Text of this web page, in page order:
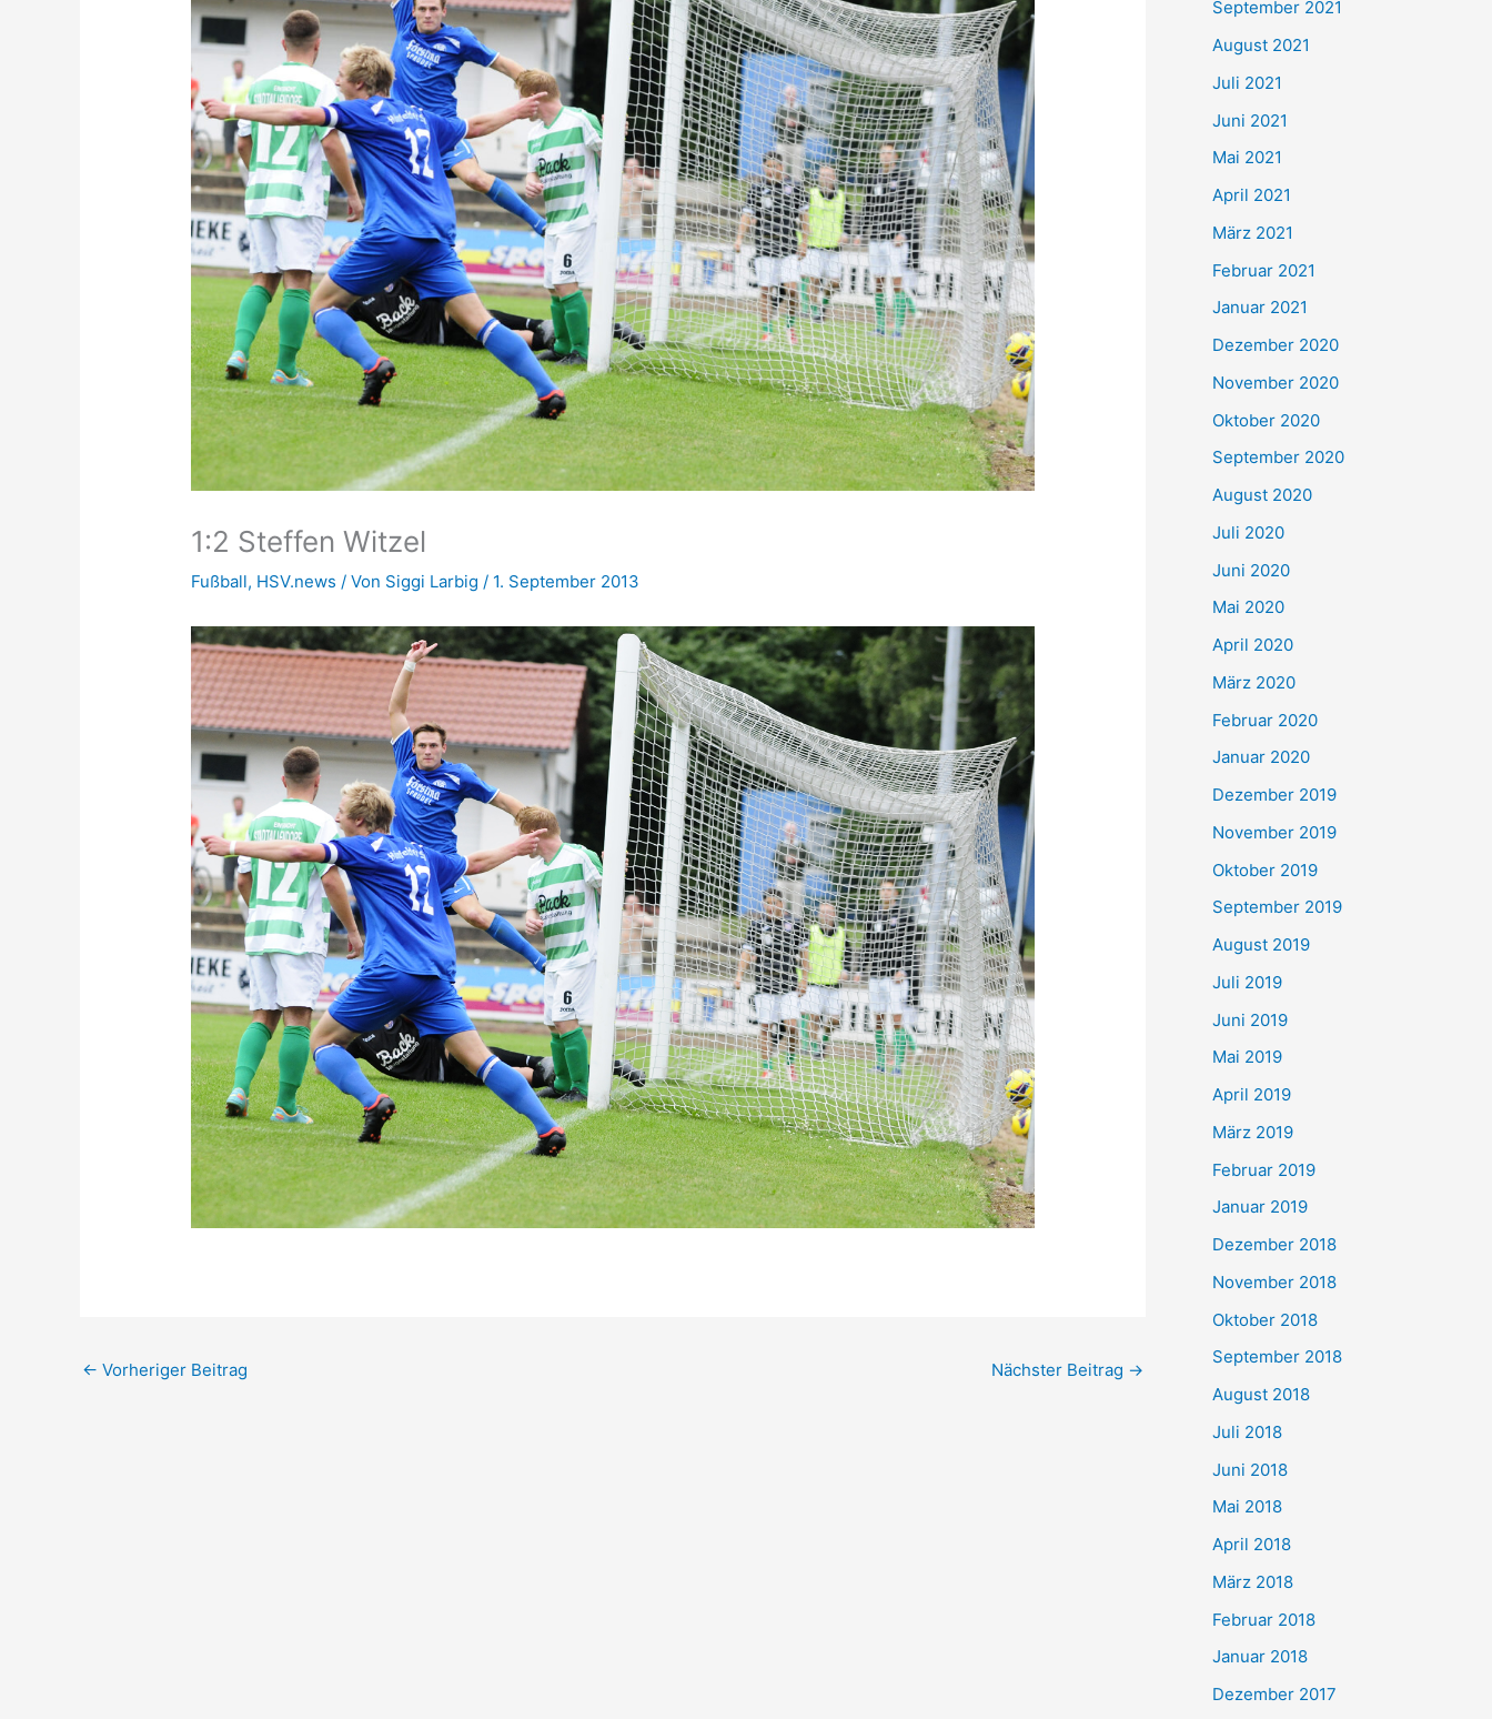
1:2 Steffen Witzel
Fußball, HSV.news / Von Siggi Larbig/ 1. September 2013
← Vorheriger Beitrag Nächster Beitrag →
h
:
September 2021
August 2021
Juli 2021
Juni 2021
Mai 2021
April 2021
März 2021
Februar 2021
Januar 2021
Dezember 2020
November 2020
Oktober 2020
September 2020
August 2020
Juli 2020
Juni 2020
Mai 2020
April 2020
März 2020
Februar 2020
Januar 2020
Dezember 2019
November 2019
Oktober 2019
September 2019
August 2019
Juli 2019
Juni 2019
Mai 2019
April 2019
März 2019
Februar 2019
Januar 2019
Dezember 2018
November 2018
Oktober 2018
September 2018
August 2018
Juli 2018
Juni 2018
Mai 2018
April 2018
März 2018
Februar 2018
Januar 2018
Dezember 2017